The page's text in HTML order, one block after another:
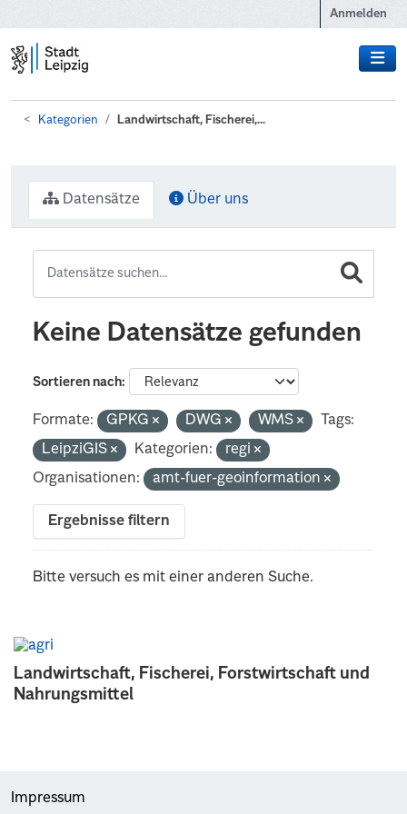
Anmelden
Kategorien Landwirtschaft, Fischerei,...
Landwirtschaft, Fischerei, Forstwirtschaft und
Nahrungsmittel
Datensätze Über uns
Keine Datensätze gefunden
Sortieren nach
Formate: GPKG DWG WMS
Tags:
LeipziGIS
Kategorien:
regi
Organisationen:
amt-fuer-geoinformation
Ergebnisse filtern
Bitte versuch es mit einer anderen Suche.
Impressum